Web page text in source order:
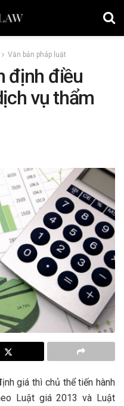
Văn bản pháp luật
định điều
vụ thẩm
giá thì chủ thể tiến hành
Luật giá 2013 và Luật